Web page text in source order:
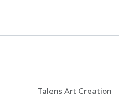
Talens Art Creation